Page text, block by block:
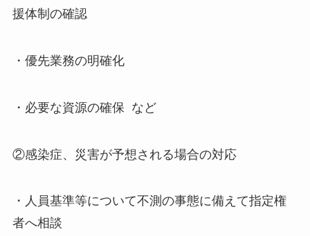
援体制の確認
・優先業務の明確化
・必要な資源の確保 など
②感染症、災害が予想される場合の対応
・人員基準等について不測の事態に備えて指定権
者へ相談